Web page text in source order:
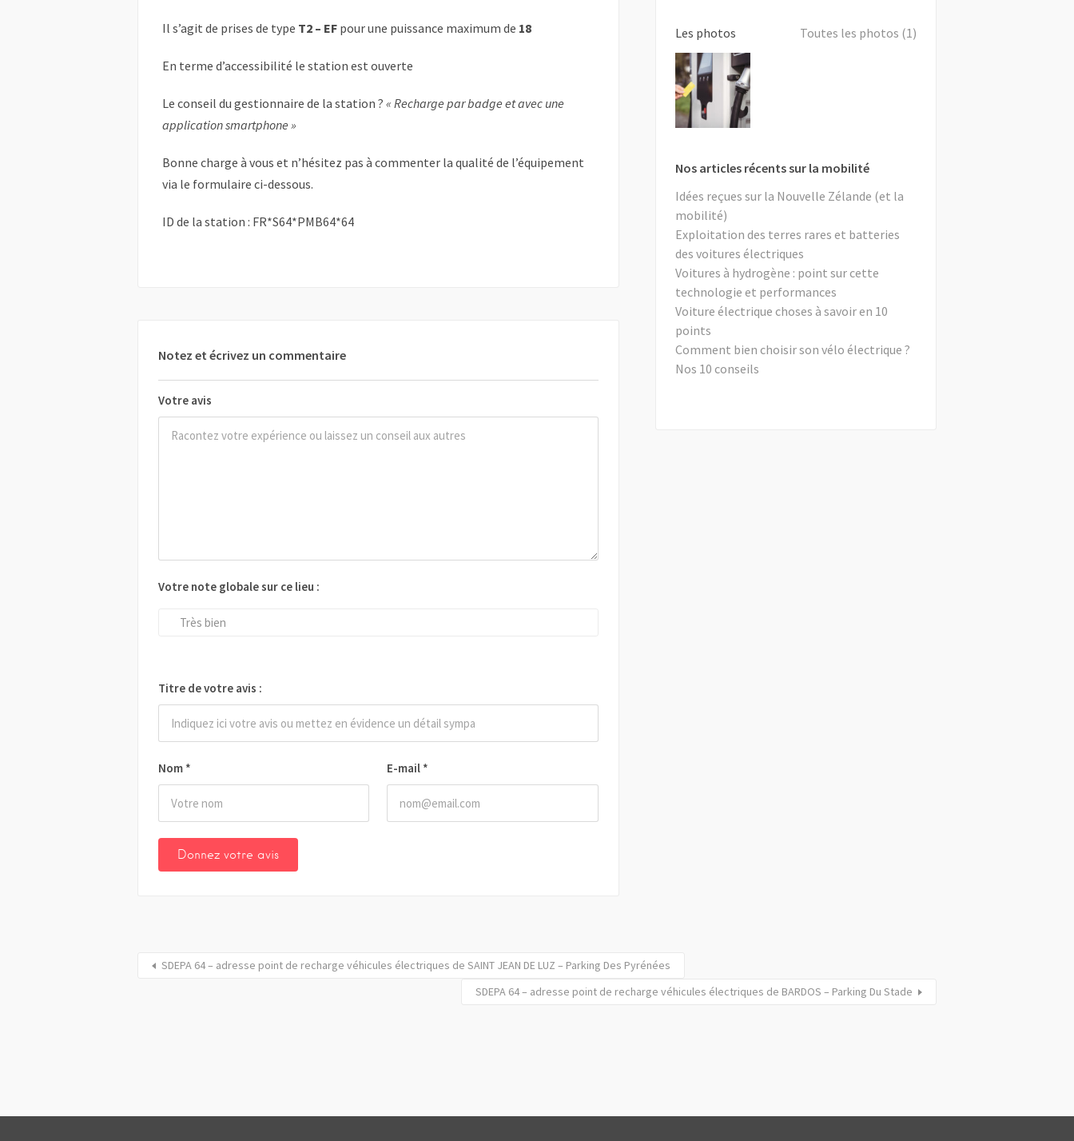
Il s’agit de prises de type T2 – EF pour une puissance maximum de 18
En terme d’accessibilité le station est ouverte
Le conseil du gestionnaire de la station ? « Recharge par badge et avec une
application smartphone »
Bonne charge à vous et n’hésitez pas à commenter la qualité de l’équipement
via le formulaire ci-dessous.
ID de la station : FR*S64*PMB64*64
Notez et écrivez un commentaire
Votre avis
Nom * E-mail *
Votre note globale sur ce lieu :
Très bien
Titre de votre avis :
Les photos Toutes les photos (1)
Nos articles récents sur la mobilité
Idées reçues sur la Nouvelle Zélande (et la
mobilité)
Exploitation des terres rares et batteries
des voitures électriques
Voitures à hydrogène : point sur cette
technologie et performances
Voiture électrique choses à savoir en 10
points
Comment bien choisir son vélo électrique ?
Nos 10 conseils
SDEPA 64 – adresse point de recharge véhicules électriques de SAINT JEAN DE LUZ – Parking Des Pyrénées
SDEPA 64 – adresse point de recharge véhicules électriques de BARDOS – Parking Du Stade